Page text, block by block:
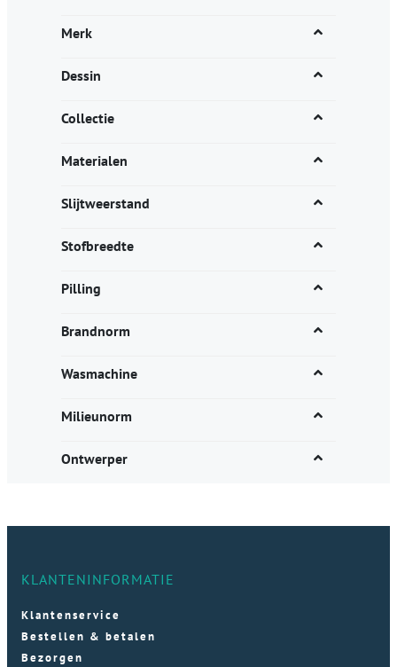
Merk
Dessin
Collectie
Materialen
Slijtweerstand
Stofbreedte
Pilling
Brandnorm
Wasmachine
Milieunorm
Ontwerper
KLANTENINFORMATIE
Klantenservice
Bestellen & betalen
Bezorgen